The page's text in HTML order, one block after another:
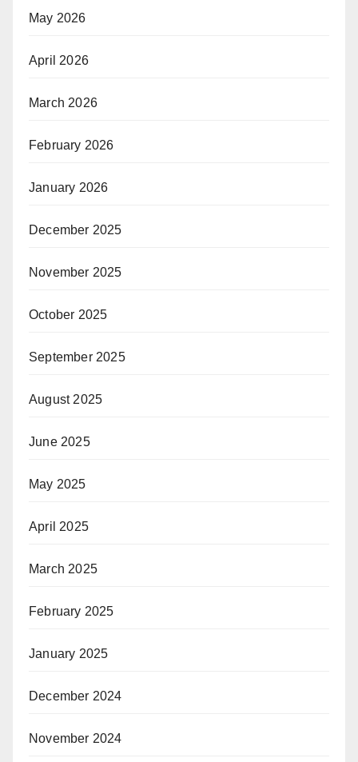
May 2026
April 2026
March 2026
February 2026
January 2026
December 2025
November 2025
October 2025
September 2025
August 2025
June 2025
May 2025
April 2025
March 2025
February 2025
January 2025
December 2024
November 2024